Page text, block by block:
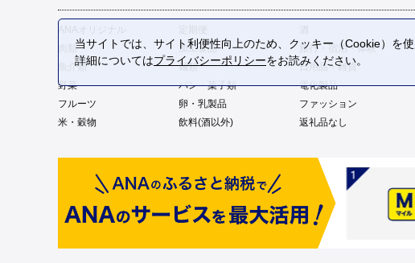
肉類
加工食品
旅行・宿泊・体験
魚介類
麺類
日用品・雑貨
野菜
パン・菓子類
電化製品
フルーツ
卵・乳製品
ファッション
米・穀物
飲料(酒以外) 返礼品なし
当サイトでは、サイト利便性向上のため、クッキー（Cookie）を
詳細についてはプライバシーポリシーをお読みください。